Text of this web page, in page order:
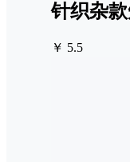
针织杂
￥ 5.5